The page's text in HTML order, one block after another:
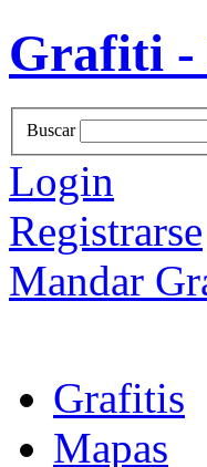
Grafiti -
Buscar
Login
Registrarse
Mandar
Grafitis
Mapas